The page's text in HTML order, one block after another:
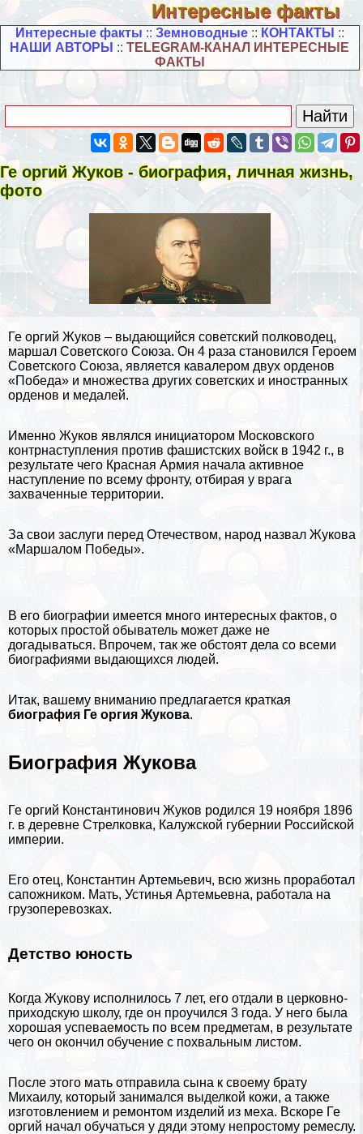
Интересные факты
Интересные факты :: Земноводные:: КОНТАКТЫ ::
НАШИ АВТОРЫ ::TELEGRAM-КАНАЛ ИНТЕРЕСНЫЕ
ФАКТЫ
Ге opгий Жуков - биография, личная жизнь,
фото
Ге opгий Жуков – выдающийся советский полководец,
маршал Советского Союза. Он 4 раза становился Героем
Советского Союза, является кавалером двух орденов
«Победа» и множества других советских и иностранных
орденов и медалей.
Именно Жуков являлся инициатором Московского
контрнаступления против фашистских войск в 1942 г., в
результате чего Красная Армия начала активное
наступление по всему фронту, отбирая у врага
захваченные территории.
За свои заслуги перед Отечеством, народ назвал Жукова
«Маршалом Победы».
В его биографии имеется много интересных фактов, о
которых простой обыватель может даже не
догадываться. Впрочем, так же обстоят дела со всеми
биографиями выдающихся людей.
Итак, вашему вниманию предлагается краткая
биография Ге opгия Жукова.
Биография Жукова
Ге opгий Константинович Жуков родился 19 ноября 1896
г. в деревне Стрелковка, Калужской губернии Российской
империи.
Его отец, Константин Артемьевич, всю жизнь проработал
сапожником. Мать, Устинья Артемьевна, работала на
грузоперевозках.
Детство юность
Когда Жукову исполнилось 7 лет, его отдали в церковно-
приходскую школу, где он проучился 3 года. У него была
хорошая успеваемость по всем предметам, в результате
чего он окончил обучение с похвальным листом.
После этого мать отправила сына к своему брату
Михаилу, который занимался выделкой кожи, а также
изготовлением и ремонтом изделий из меха. Вскоре Ге
opгий начал обучаться у дяди этому непростому ремеслу.